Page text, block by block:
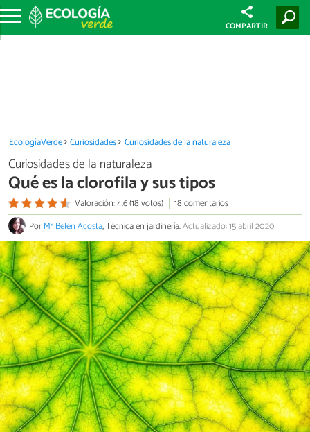
COMPARTIR
EcologíaVerde Curiosidades Curiosidades de la naturaleza
Curiosidades de la naturaleza
Qué es la clorofila y sus tipos
Valoración: 4.6 (18 votos)
18 comentarios
PorMª Belén Acosta, Técnica en jardinería.Actualizado: 15 abril 2020